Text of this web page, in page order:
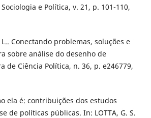
e Política, v. 21, p. 101-110,
L.. Conectando problemas, soluções e
sobre análise do desenho de
de Ciência Política, n. 36, p. e246779,
ela é: contribuições dos estudos
de políticas públicas. In: LOTTA, G. S.